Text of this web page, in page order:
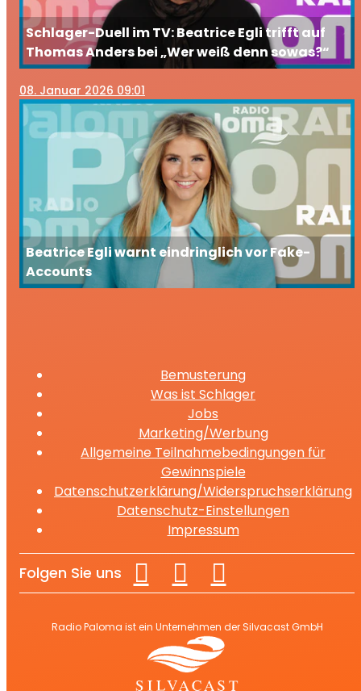
Schlager-Duell im TV: Beatrice Egli trifft auf
Thomas Anders bei „Wer weiß denn sowas?“
08. Januar 2026 09:01
Beatrice Egli warnt eindringlich vor Fake-
Accounts
Bemusterung
Was ist Schlager
Jobs
Marketing/Werbung
Allgemeine Teilnahmebedingungen für
Gewinnspiele
Datenschutzerklärung/Widerspruchserklärung
Datenschutz-Einstellungen
Impressum
Folgen Sie uns
Radio Paloma ist ein Unternehmen der Silvacast GmbH